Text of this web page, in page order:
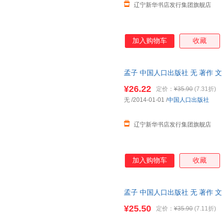
辽宁新华书店发行集团旗舰店
加入购物车 收藏
孟子 中国人口出版社 无 著作
¥26.22 定价： ¥35.90 (7.31折)
辽宁新华书店发行集团旗舰店
无 /2014-01-01 /中国人口出版社
加入购物车 收藏
孟子 中国人口出版社 无 著作
¥25.50 定价： ¥35.90 (7.11折)